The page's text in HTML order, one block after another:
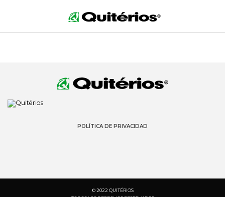
POLÍTICA DE PRIVACIDAD
© 2022 QUITÉRIOS